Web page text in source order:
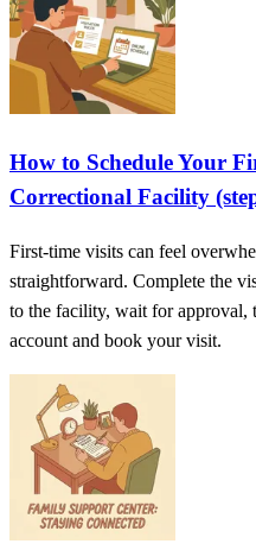
How to Schedule Your
Correctional Facility
First-time visits can feel
straightforward. Complete the
to the facility, wait for approval,
account and book your visit.